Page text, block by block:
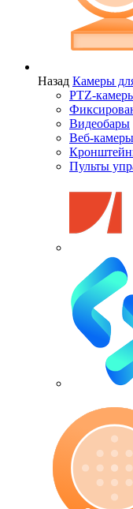
Назад Камеры
PTZ-
Видеобары
Веб-камеры
Пульты